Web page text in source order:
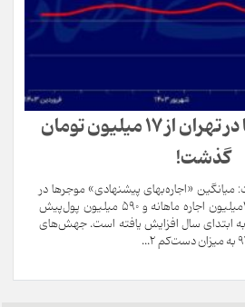
میانگین اجاره بها در تهران از ۱۷ میلیون تومان
گذشت!
میانگین «اجاره‌بهای پیشنهادی» موجرها در
تهران، ابتدای خرداد به 17.1میلیون اجاره ماهانه و 590 میلیون پول‌پیش
نسبت به ابتدای سال افزایش یافته است. جهش‌های